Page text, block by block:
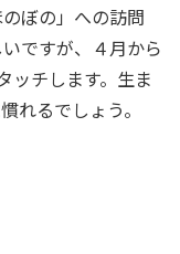
ぼの」への訪問
ですが、４月から
ッチします。生ま
れるでしょう。